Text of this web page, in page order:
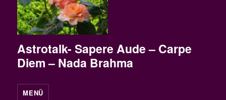
Astrotalk- Sapere Aude – Carpe
Diem – Nada Brahma
MENÜ